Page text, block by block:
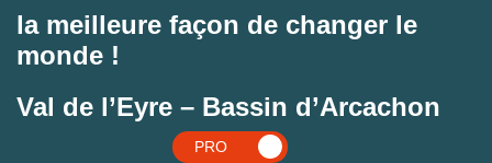
la meilleure façon de changer le
monde !
Val de l’Eyre – Bassin d’Arcachon
PRO